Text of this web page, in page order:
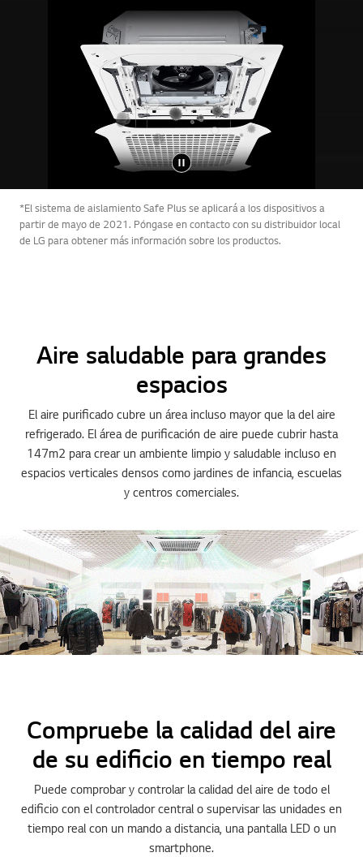
*El sistema de aislamiento Safe Plus se aplicará a los dispositivos a
partir de mayo de 2021. Póngase en contacto con su distribuidor local
de LG para obtener más información sobre los productos.
Aire saludable para grandes
espacios
El aire purificado cubre un área incluso mayor que la del aire
refrigerado. El área de purificación de aire puede cubrir hasta
147m2 para crear un ambiente limpio y saludable incluso en
espacios verticales densos como jardines de infancia, escuelas
y centros comerciales.
Compruebe la calidad del aire
de su edificio en tiempo real
Puede comprobar y controlar la calidad del aire de todo el
edificio con el controlador central o supervisar las unidades en
tiempo real con un mando a distancia, una pantalla LED o un
smartphone.